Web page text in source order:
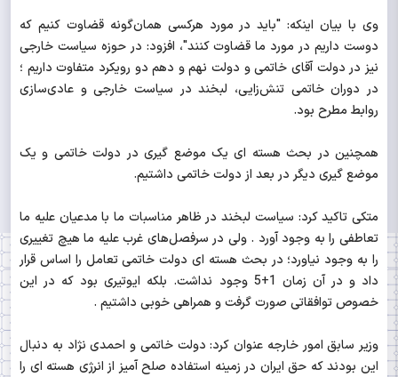
وی با بیان اینکه: "باید در مورد هرکسی همان‌گونه قضاوت کنیم که
دوست داریم در مورد ما قضاوت کنند"، افزود: در حوزه سیاست خارجی
نیز در دولت آقای خاتمی و دولت نهم و دهم دو رویکرد متفاوت داریم ؛
در دوران خاتمی تنش‌زایی، لبخند در سیاست خارجی و عادی‌سازی
روابط مطرح بود.
همچنین در بحث هسته ای یک موضع گیری در دولت خاتمی و یک
موضع گیری دیگر در بعد از دولت خاتمی داشتیم.
متکی تاکید کرد: سیاست لبخند در ظاهر مناسبات ما با مدعیان علیه ما
تعاطفی را به وجود آورد . ولی در سرفصل‌های غرب علیه ما هیچ تغییری
را به وجود نیاورد؛ در بحث هسته ای دولت خاتمی تعامل را اساس قرار
داد و در آن زمان 1+5 وجود نداشت. بلکه ایوتیری بود که در این
خصوص توافقاتی صورت گرفت و همراهی خوبی داشتیم .
وزیر سابق امور خارجه عنوان کرد: دولت خاتمی و احمدی نژاد به دنبال
این بودند که حق ایران در زمینه استفاده صلح آمیز از انرژی هسته ای را